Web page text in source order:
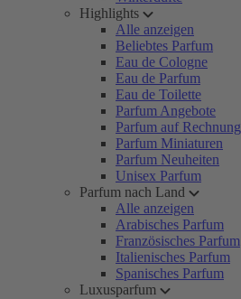
Highlights
Alle anzeigen
Beliebtes Parfum
Eau de Cologne
Eau de Parfum
Eau de Toilette
Parfum Angebote
Parfum auf Rechnung
Parfum Miniaturen
Parfum Neuheiten
Unisex Parfum
Parfum nach Land
Alle anzeigen
Arabisches Parfum
Französisches Parfum
Italienisches Parfum
Spanisches Parfum
Luxusparfum